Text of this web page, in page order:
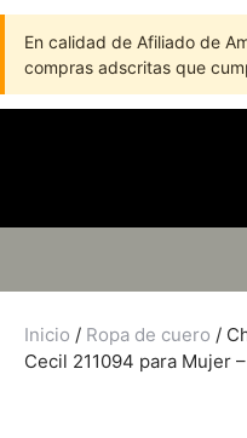
En calidad de Afiliado de
compras adscritas que
Inicio / Ropa de cuero /
Cecil 211094 para Mujer